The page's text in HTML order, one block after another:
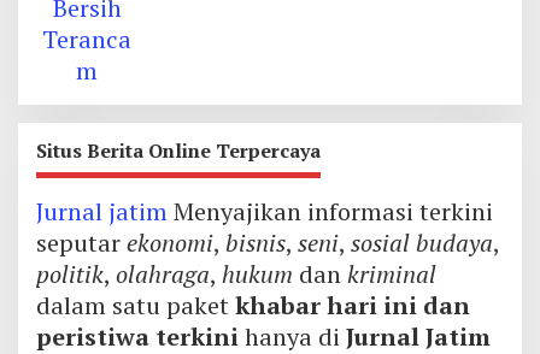
Situs Berita Online Terpercaya
Jurnal jatimMenyajikan informasi terkini
seputarekonomi, bisnis, seni, sosial budaya,
politik, olahraga, hukum dankriminal
dalam satu paketkhabar hari ini dan
peristiwa terkinihanya di Jurnal Jatim